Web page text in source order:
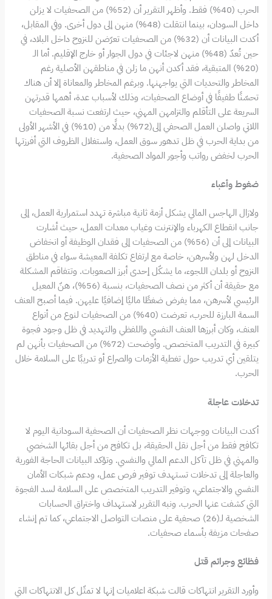
الحرب (40%) فقط. وأظهر التقرير أن (52%) من الصحفيات لا يزلن
داخل السودان، بينما انتقلت (48%) منهن إلى دول أخرى. وفي المقابل،
أكدت البيانات أن (32%) من الصحفيات تعرّضن للنزوح داخل البلاد، في
حين تُعدّ (48%) منهن لاجئات في دول الجوار أو خارج الإقليم. أما الـ
(20%) المتبقية، فقد أكدن أنهن ما زلن في مناطقهن الأصلية رغم
المخاطر والتحديات التي يواجهنها. وبرغم المخاطر والمعاناة إلا أن هناك
تحسّنًا طفيفًا في أوضاع الصحفيات، وذلك لأسباب عدة، أهمها قدرتهن
السريعة على التأقلم والتزامهن المهني، حيث ارتفعت نسبة الصحفيات
اللاتي واصلن العمل الصحفي إلى(72%) بدلًا من (10%) في الأشهر الأولى
من بداية الحرب في ظل تدهور سوق العمل، واستغلال الظروف التي أفرزتها
الحرب لخفض رواتب وأجور المواد الصحفية.
ضغوط وأعباء
ولازال الهاجس المالي يشكل أزمة ثانية مباشرة تهدد استمرارية العمل، إلى
جانب انقطاع الكهرباء والإنترنت وغياب معدات العمل، حيث أشارت
البيانات إلى أن (56%) من الصحفيات إلى فقدان الوظيفة أو انخفاض
الدخل لهن ولأسرهن، خاصة مع ارتفاع تكلفة المعيشة سواء في مناطق
النزوح أو بلدان اللجوء، ما يشكّل إحدى أبرز الصعوبات. وتتفاقم المشكلة
مع حقيقة أن أكثر من نصف الصحفيات، بنسبة (56%)، هنّ المعيل
الرئيسي لأسرهن، مما يفرض ضغطًا ماليًا إضافيًا عليهن. فيما أصبح العنف
السمة البارزة للحرب، تعرضت (40%) من الصحفيات لنوع من أنواع
العنف، وكان أبرزها العنف النفسي واللفظي والتهديد في ظل وجود فجوة
كبيرة في التدريب المتخصص. وأوضحت (72%) من الصحفيات بأنهن لم
يتلقين أي تدريب حول تغطية الأزمات والصراع أو تدريبًا على السلامة خلال
الحرب.
تدخلات عاجلة
أكدت البيانات ووجهات نظر الصحفيات أن الصحفية السودانية اليوم لا
تكافح فقط من أجل نقل الحقيقة، بل تكافح من أجل بقائها الشخصي
والمهني في ظل تآكل الدعم المالي والنفسي. وتؤكد البيانات الحاجة الفورية
والعاجلة إلى تدخلات تستهدف توفير فرص عمل، ودعم شبكات الأمان
النفسي والاجتماعي، وتوفير التدريب المتخصص على السلامة لسد الفجوة
التي كشفت عنها الحرب. ونبه التقرير لاستهداف واختراق الحسابات
الشخصية لـ(26) صحفية على منصات التواصل الاجتماعي، كما تم إنشاء
صفحات مزيفة بأسماء صحفيات.
فظائع وجرائم قتل
وأورد التقرير انتهاكات قالت شبكة اعلاميات إنها لا تمثّل كل الانتهاكات التي